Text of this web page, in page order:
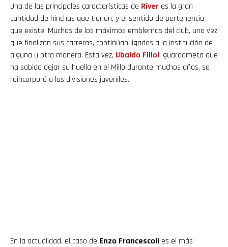
Una de las principales características de River es la gran
cantidad de hinchas que tienen, y el sentido de pertenencia
que existe. Muchos de los máximos emblemas del club, una vez
que finalizan sus carreras, continúan ligados a la institución de
alguna u otra manera. Esta vez, Ubaldo Fillol, guardameta que
ha sabido dejar su huella en el Millo durante muchos años, se
reincorporó a las divisiones juveniles.
En la actualidad, el caso de Enzo Francescoli es el más